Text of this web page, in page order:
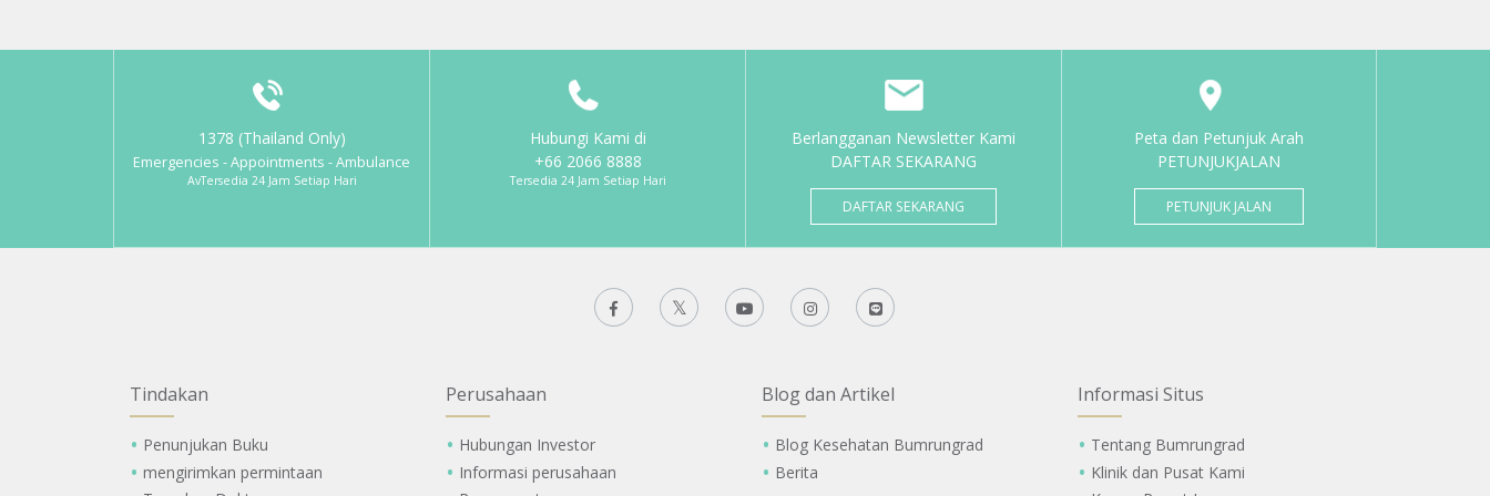
1378 (Thailand Only)
Emergencies - Appointments - Ambulance
AvTersedia 24 Jam Setiap Hari
Hubungi Kami di
+66 2066 8888
Tersedia 24 Jam Setiap Hari
Berlangganan Newsletter Kami
DAFTAR SEKARANG
DAFTAR SEKARANG
Peta dan Petunjuk Arah
PETUNJUKJALAN
PETUNJUK JALAN
Tindakan
Penunjukan Buku
mengirimkan permintaan
Perusahaan
Hubungan Investor
Informasi perusahaan
Blog dan Artikel
Blog Kesehatan Bumrungrad
Berita
Informasi Situs
Tentang Bumrungrad
Klinik dan Pusat Kami